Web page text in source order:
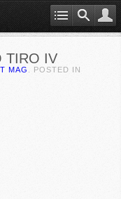
TIRO IV
MAG
. POSTED IN